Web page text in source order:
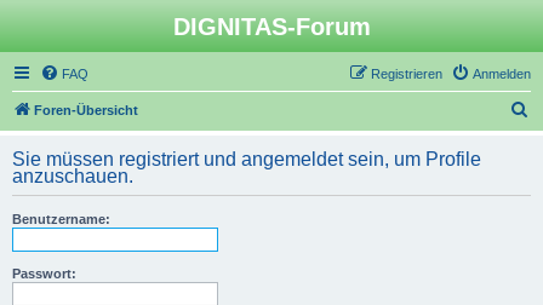
DIGNITAS-Forum
FAQ Anmelden
Registrieren
Foren-Übersicht
h
Sie müssen registriert und angemeldet sein, um Profile
anzuschauen.
Benutzername:
Passwort: